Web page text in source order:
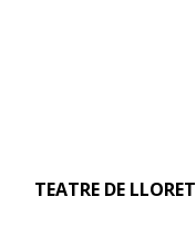
TEATRE DE LLORET